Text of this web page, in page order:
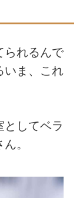
られるんで
いま、これ
してベラ
。